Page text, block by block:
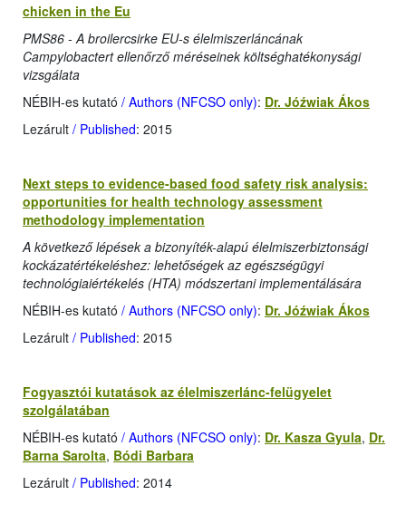
chicken in the Eu
PMS86 - A broilercsirke EU-s élelmiszerláncának
Campylobactert ellenőrző méréseinek költséghatékonysági
vizsgálata
NÉBIH-es kutató / Authors (NFCSO only): Dr. Jóźwiak Ákos
Lezárult / Published: 2015
Next steps to evidence-based food safety risk analysis:
opportunities for health technology assessment
methodology implementation
A következő lépések a bizonyíték-alapú élelmiszerbiztonsági
kockázatértékeléshez: lehetőségek az egészségügyi
technológiaiértékelés (HTA) módszertani implementálására
NÉBIH-es kutató / Authors (NFCSO only): Dr. Jóźwiak Ákos
Lezárult / Published: 2015
Fogyasztói kutatások az élelmiszerlánc-felügyelet
szolgálatában
NÉBIH-es kutató / Authors (NFCSO only): Dr. Kasza Gyula, Dr.
Barna Sarolta, Bódi Barbara
Lezárult / Published: 2014